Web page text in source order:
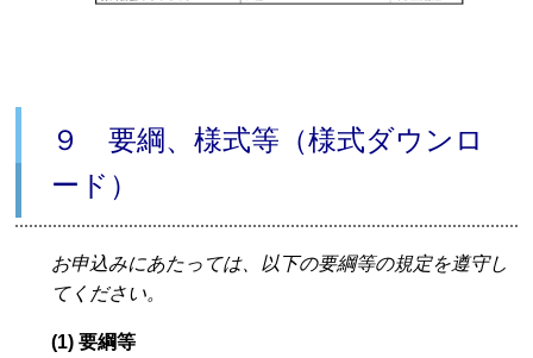
９ 要綱、様式等（様式ダウンロ
ード）
お申込みにあたっては、以下の要綱等の規定を遵守し
てください。
(1) 要綱等